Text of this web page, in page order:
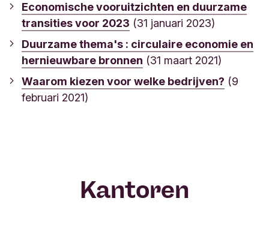
Economische vooruitzichten en duurzame
transities voor 2023 (31 januari 2023)
Duurzame thema's : circulaire economie en
hernieuwbare bronnen (31 maart 2021)
Waarom kiezen voor welke bedrijven? (9
februari 2021)
Kantoren